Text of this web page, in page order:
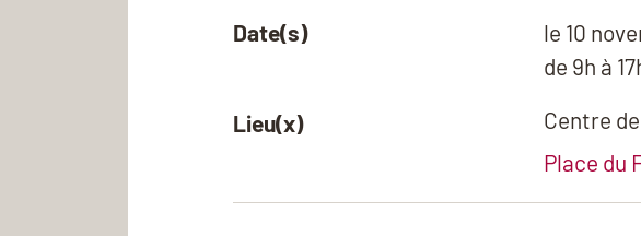
Date(s) le 10
de 9h à
Lieu(x)
Centre
Place du